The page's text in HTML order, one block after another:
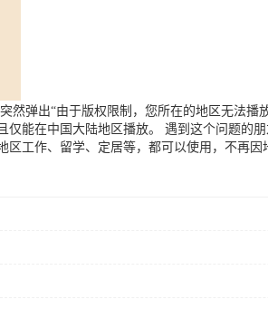
弹出“由于版权限制，您所在的地区无法播
能在中国大陆地区播放。 遇到这个问题的
工作、留学、定居等，都可以使用，不再因